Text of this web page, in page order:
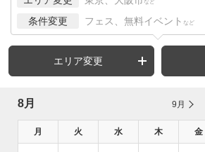
など
条件変更 フェス、無料イベント など
エリア変更
8月 9月
月 火 水 木 金